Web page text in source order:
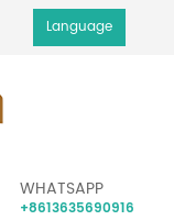
Language
WHATSAPP
+8613635690916